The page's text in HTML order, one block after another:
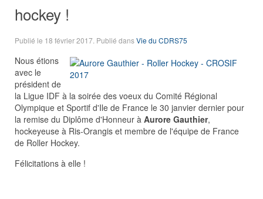
hockey !
Publié le 18 février 2017 . Publié dansVie du CDRS75
Nous étions
avec le
président de
la Ligue IDF à la soirée des voeux du Comité Régional
Olympique et Sportif d'Ile de France le 30 janvier dernier pour
la remise du Diplôme d'Honneur à Aurore Gauthier,
hockeyeuse à Ris-Orangis et membre de l'équipe de France
de Roller Hockey.
Félicitations à elle !